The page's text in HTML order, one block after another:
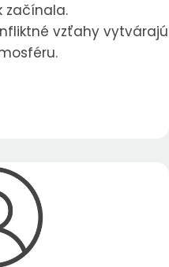
začínala.
vzťahy vytvárajú